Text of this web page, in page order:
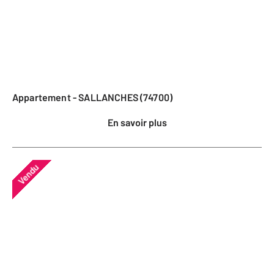
Appartement - SALLANCHES (74700)
En savoir plus
Vendu